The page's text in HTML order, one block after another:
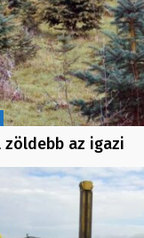
az igazi